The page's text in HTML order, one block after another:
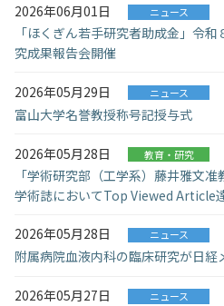
教育・学
研究・産学
国際交流・
2026年06月01日 ニュース
「ほくぎん若手研究者助成金」令
究成果報告会開催
2026年05月29日 ニュース
富山大学名誉教授称号記授与式
2026年05月28日 教育・研究
「学術研究部（工学系）藤井雅文
学術誌においてTop Viewed Article達
2026年05月28日 ニュース
附属病院血液内科の臨床研究が日経
2026年05月27日 ニュース